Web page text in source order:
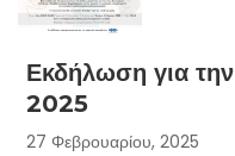
Εκδήλωση για
2025
27 Φεβρουαρίου, 2025